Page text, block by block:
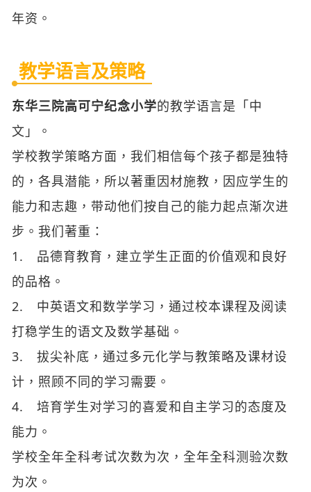
教学语言及策略
文」。
学校教学策略方面，我们相信每个孩子都是独特
的，各具潜能，所以著重因材施教，因应学生的
能力和志趣，带动他们按自己的能力起点渐次进
步。我们著重：
1. 品德育教育，建立学生正面的价值观和良好
的品格。
2. 中英语文和数学学习，通过校本课程及阅读
打稳学生的语文及数学基础。
3. 拔尖补底，通过多元化学与教策略及课材设
计，照顾不同的学习需要。
4. 培育学生对学习的喜爱和自主学习的态度及
能力。
学校全年全科考试次数为次，全年全科测验次数
为次。
班级结构